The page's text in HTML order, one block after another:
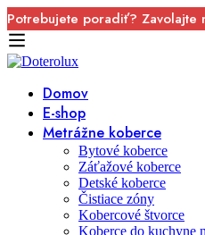
Potrebujete poradiť? Zavolajte
Domov
E-shop
Metrážne koberce
Bytové koberce
Záťažové koberce
Detské koberce
Čistiace zóny
Kobercové štvorce
Koberce do kuchyne